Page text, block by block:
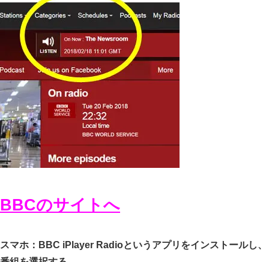
BBCのサイトへ
スマホ：BBC iPlayer Radioというアプリをインストールし、